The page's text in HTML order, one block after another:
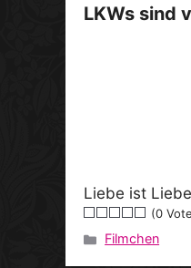
LKWs sind
Liebe ist
(0
Kategorien
Filmchen